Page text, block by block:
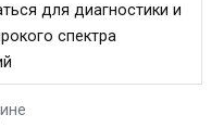
для диагностики и
спектра